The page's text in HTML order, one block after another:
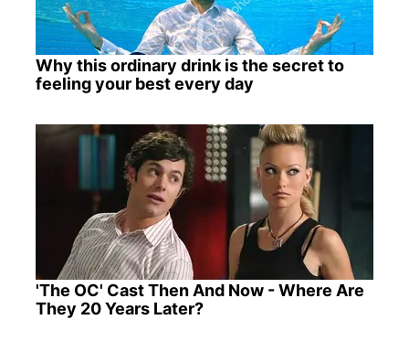
Why this ordinary drink is the secret to
feeling your best every day
'The OC' Cast Then And Now - Where Are
They 20 Years Later?